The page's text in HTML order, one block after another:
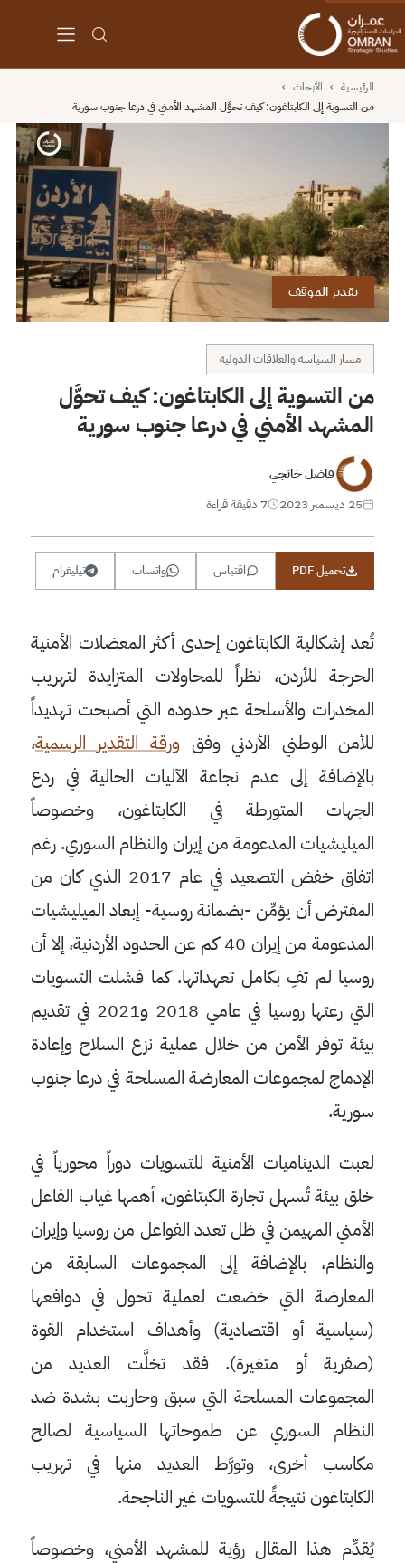
الرئيسية › الأبحاث ›
من التسوية إلى الكابتاغون: كيف تحوَّل المشهد الأمني في درعا جنوب سورية
تقدير الموقف
مسار السياسة والعلاقات الدولية
من التسوية إلى الكابتاغون: كيف تحوَّل
المشهد الأمني في درعا جنوب سورية
فاضل خانجي
25 ديسمبر 2023
7 دقيقة قراءة
تحميل PDF اقتباس واتساب تيليغرام
تُعد إشكالية الكابتاغون إحدى أكثر المعضلات الأمنية
الحرجة للأردن، نظراً للمحاولات المتزايدة لتهريب
المخدرات والأسلحة عبر حدوده التي أصبحت تهديداً
للأمن الوطني الأردني وفقورقة التقدير الرسمية،
بالإضافة إلى عدم نجاعة الآليات الحالية في ردع
الجهات المتورطة في الكابتاغون، وخصوصاً
الميليشيات المدعومة من إيران والنظام السوري. رغم
اتفاق خفض التصعيد في عام 2017 الذي كان من
المفترض أن يؤمِّن -بضمانة روسية- إبعاد الميليشيات
المدعومة من إيران 40 كم عن الحدود الأردنية، إلا أن
روسيا لم تفِ بكامل تعهداتها. كما فشلت التسويات
التي رعتها روسيا في عامي 2018 و2021 في تقديم
بيئة توفر الأمن من خلال عملية نزع السلاح وإعادة
الإدماج لمجموعات المعارضة المسلحة في درعا جنوب
سورية.
لعبت الديناميات الأمنية للتسويات دوراً محورياً في
خلق بيئة تُسهل تجارة الكبتاغون، أهمها غياب الفاعل
الأمني المهيمن في ظل تعدد الفواعل من روسيا وإيران
والنظام، بالإضافة إلى المجموعات السابقة من
المعارضة التي خضعت لعملية تحول في دوافعها
(سياسية أو اقتصادية) وأهداف استخدام القوة
(صفرية أو متغيرة). فقد تخلَّت العديد من
المجموعات المسلحة التي سبق وحاربت بشدة ضد
النظام السوري عن طموحاتها السياسية لصالح
مكاسب أخرى، وتورَّط العديد منها في تهريب
الكابتاغون نتيجةً للتسويات غير الناجحة.
يُقدِّم هذا المقال رؤية للمشهد الأمني، وخصوصاً